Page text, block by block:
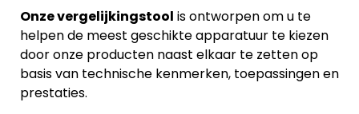
Onze vergelijkingstool is ontworpen om u te
helpen de meest geschikte apparatuur te kiezen
door onze producten naast elkaar te zetten op
basis van technische kenmerken, toepassingen en
prestaties.